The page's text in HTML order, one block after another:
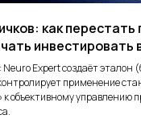
как перестать
инвестировать
Neuro Expert создаёт эталон
применение
к объективному управлению